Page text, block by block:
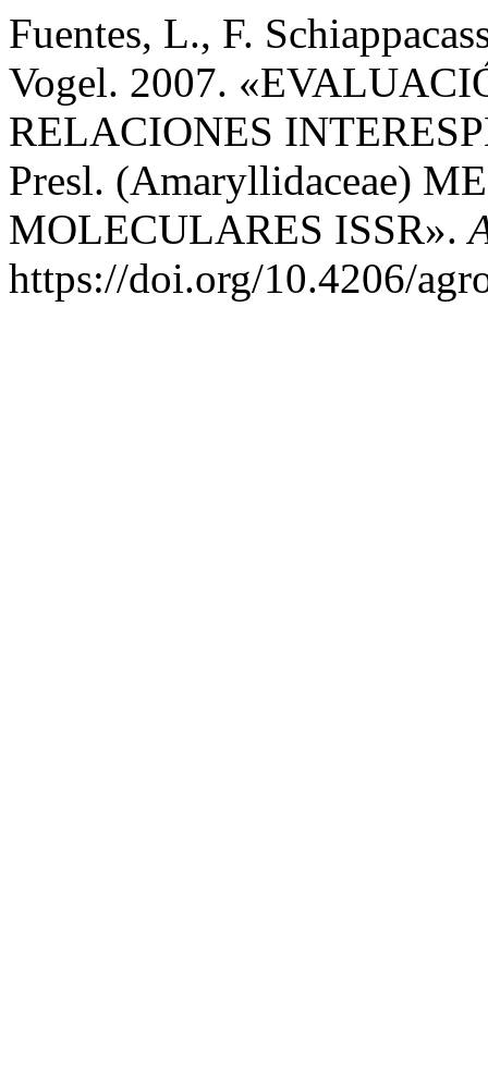
Fuentes, L., F.
Vogel. 2007.
RELACIONES
Presl. (Amaryllidaceae)
MOLECULARES ISSR».
https://doi.org/10.4206/